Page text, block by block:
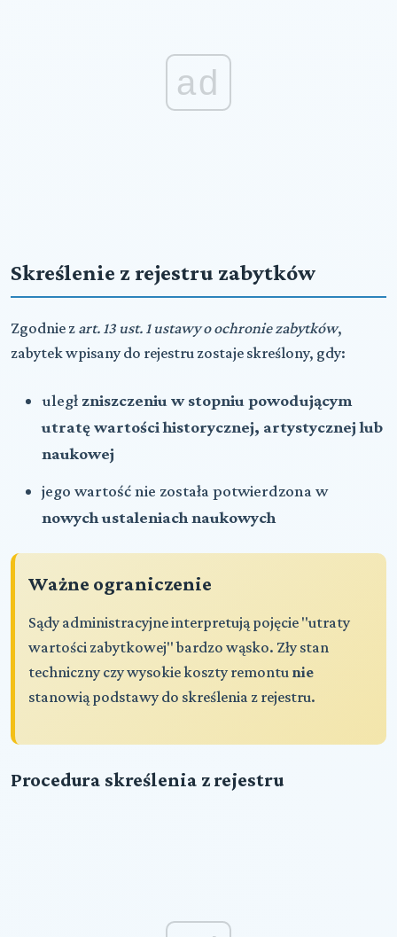
ad
Skreślenie z rejestru zabytków
Zgodnie z art. 13 ust. 1 ustawy o ochronie zabytków,
zabytek wpisany do rejestru zostaje skreślony, gdy:
uległ zniszczeniu w stopniu powodującym
utratę wartości historycznej, artystycznej lub
naukowej
jego wartość nie została potwierdzona w
nowych ustaleniach naukowych
Ważne ograniczenie
Sądy administracyjne interpretują pojęcie "utraty
wartości zabytkowej" bardzo wąsko. Zły stan
techniczny czy wysokie koszty remontu nie
stanowią podstawy do skreślenia z rejestru.
Procedura skreślenia z rejestru